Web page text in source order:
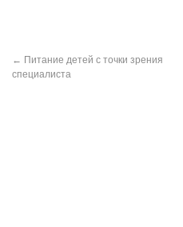
← Питание детей с точки зрения
специалиста